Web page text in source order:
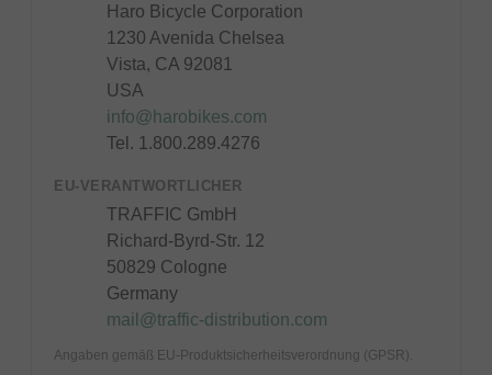
Haro Bicycle Corporation
1230 Avenida Chelsea
Vista, CA 92081
USA
info@harobikes.com
Tel. 1.800.289.4276
EU-VERANTWORTLICHER
TRAFFIC GmbH
Richard-Byrd-Str. 12
50829 Cologne
Germany
mail@traffic-distribution.com
Angaben gemäß EU-Produktsicherheitsverordnung (GPSR).